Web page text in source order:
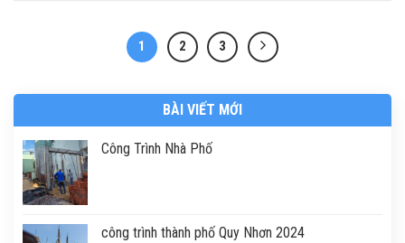
1 2 3
BÀI VIẾT MỚI
Công Trình Nhà Phố
công trình thành phố Quy Nhơn 2024